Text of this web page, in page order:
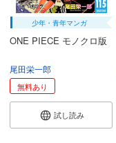
少年・青年マンガ
ONE PIECE モノクロ版
尾田栄一郎
無料あり
試し読み